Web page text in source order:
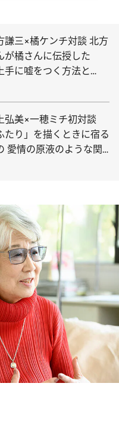
謙三×橘ケンチ対談 北方
が橘さんに伝授した
手に嘘をつく方法と
弘美×一穂ミチ初対談
たり」を描くときに宿る
愛情の原液のような関